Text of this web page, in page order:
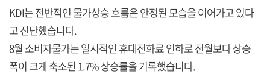
KDI는 전반적인 물가상승 흐름은 안정된 모습을 이어가고 있다
고 진단했습니다.
8월 소비자물가는 일시적인 휴대전화료 인하로 전월보다 상승
폭이 크게 축소된 1.7% 상승률을 기록했습니다.